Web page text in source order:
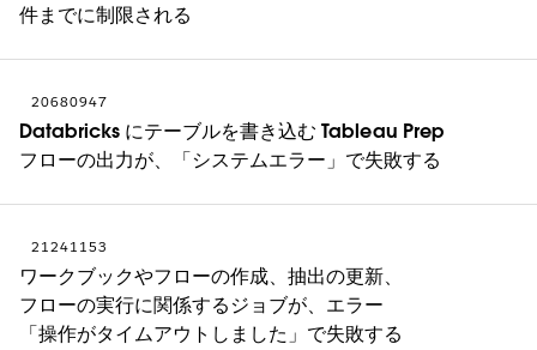
件までに制限される
20680947
Databricks にテーブルを書き込む Tableau Prep
フローの出力が、「システムエラー」で失敗する
21241153
ワークブックやフローの作成、抽出の更新、
フローの実行に関係するジョブが、エラー
「操作がタイムアウトしました」で失敗する